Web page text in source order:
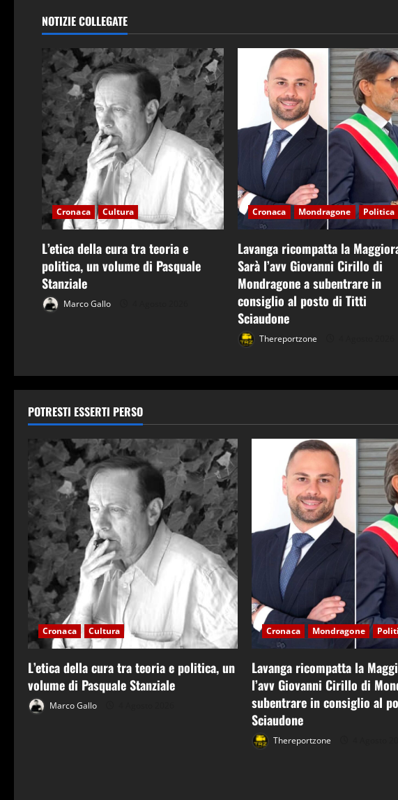
g
a
z
i
o
n
e
a
r
t
i
o
l
o
NOTIZIE COLLEGATE
Cronaca Cultura
L’etica della cura tra teoria e
politica, un volume di Pasquale
Stanziale
Marco Gallo
Cronaca Mondragone Politica
Lavanga ricompatta la
Sarà l’avv Giovanni Cirillo di
Mondragone a subentrare in
consiglio al posto di Titti
Sciaudone
Thereportzone
POTRESTI ESSERTI PERSO
Cronaca Cultura
L’etica della cura tra teoria e politica, un
volume di Pasquale Stanziale
Marco Gallo
Cronaca Mondragone
Lavanga ricompatta la
l’avv Giovanni Cirillo di
subentrare in consiglio al
Sciaudone
Thereportzone